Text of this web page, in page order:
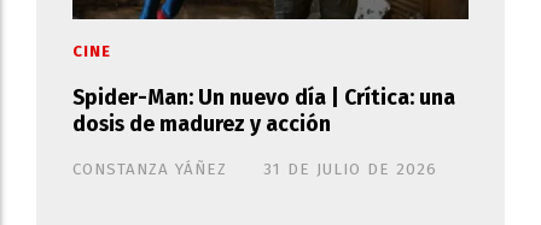
Spider-Man: Un nuevo día | Crítica: una
dosis de madurez y acción
CONSTANZA YÁÑEZ
CINE
31 DE JULIO DE 2026